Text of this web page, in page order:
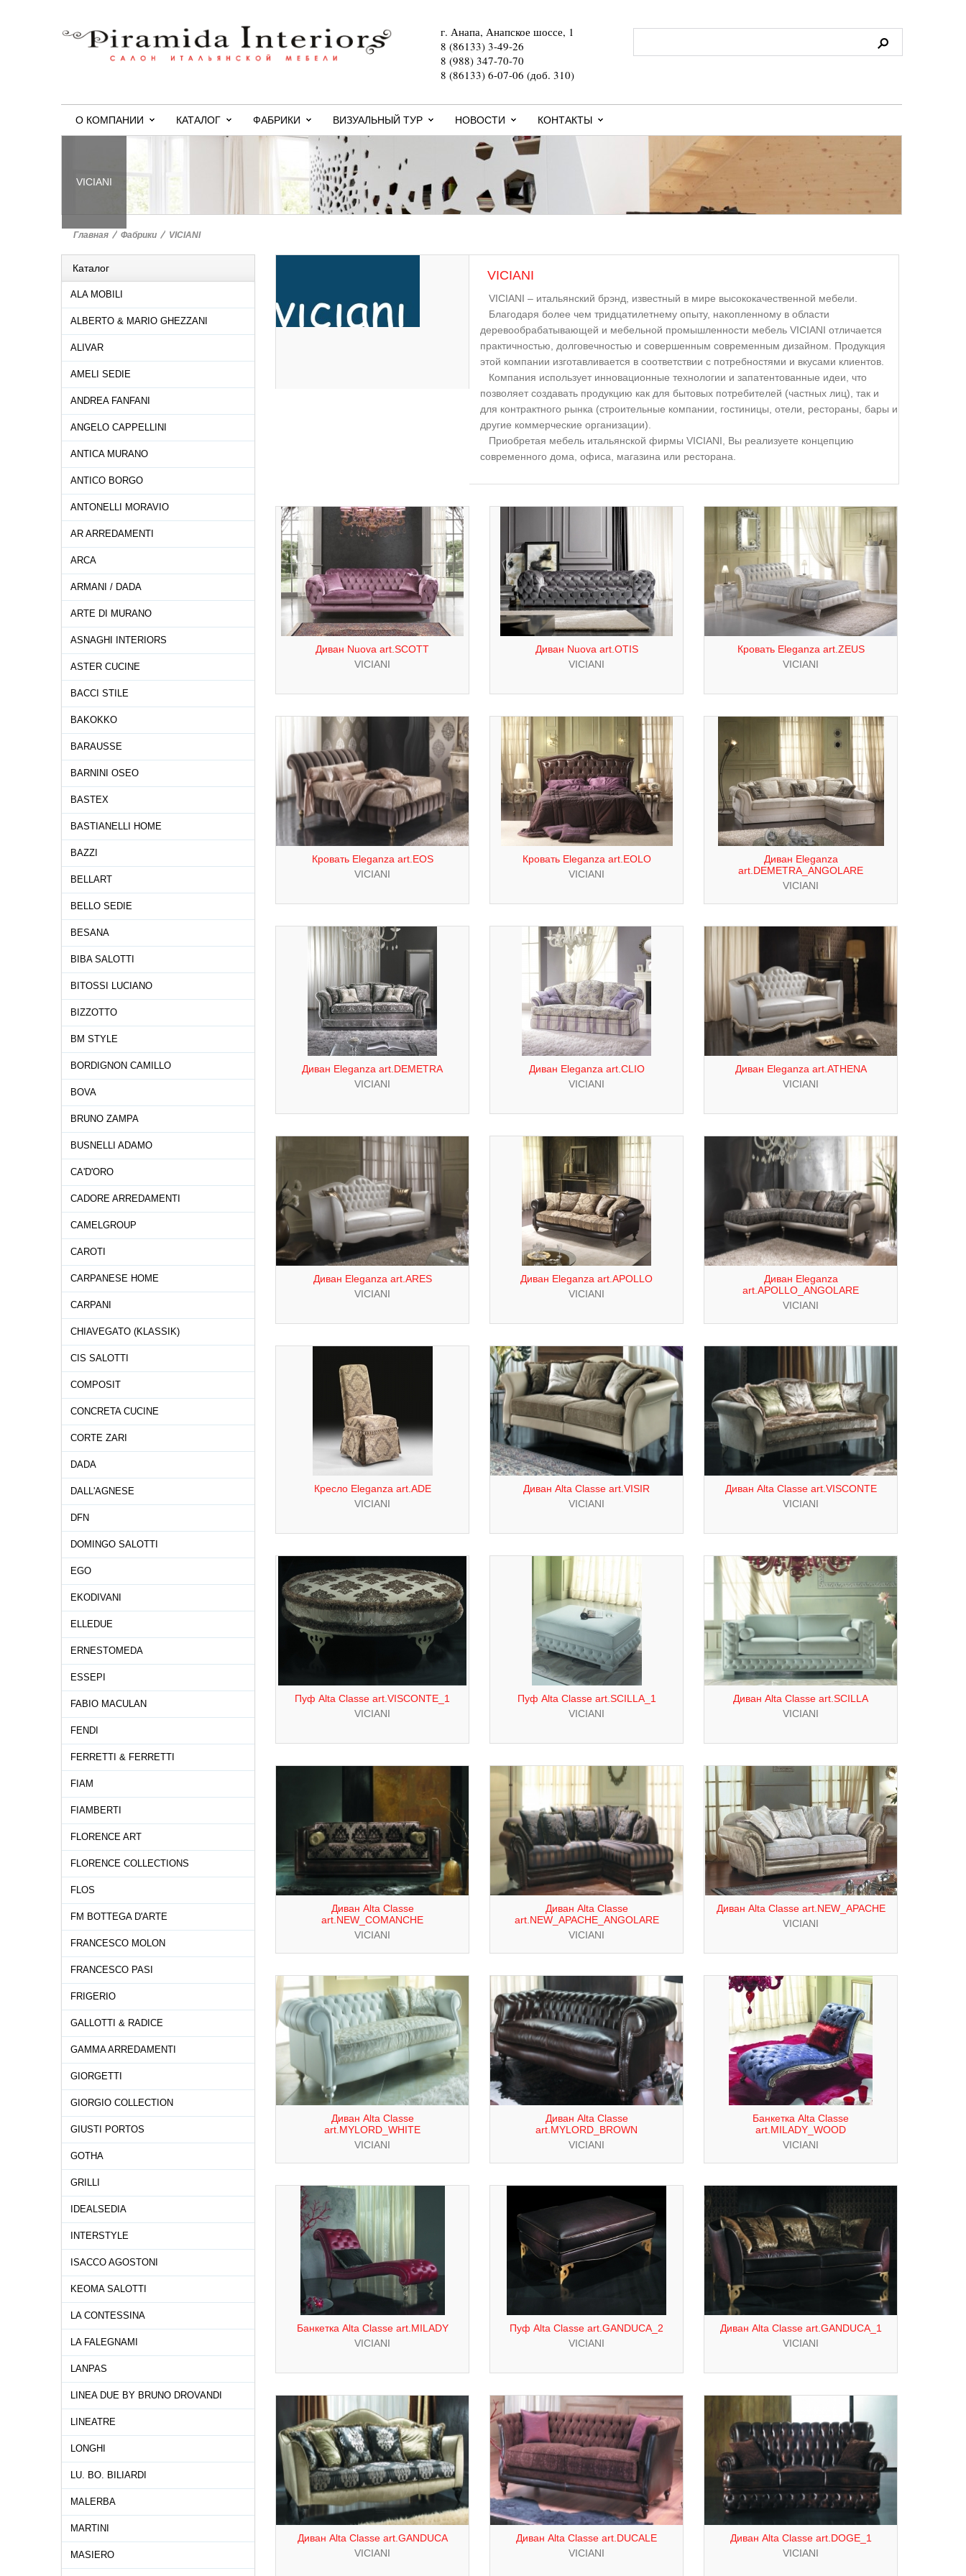
г. Анапа, Анапское шоссе, 1
8 (86133) 3-49-26
8 (988) 347-70-70
8 (86133) 6-07-06 (доб. 310)
О КОМПАНИИ КАТАЛОГ ФАБРИКИ ВИЗУАЛЬНЫЙ ТУР НОВОСТИ КОНТАКТЫ
VICIANI
Главная > Фабрики > VICIANI
Каталог
ALA MOBILI
ALBERTO & MARIO GHEZZANI
ALIVAR
AMELI SEDIE
ANDREA FANFANI
ANGELO CAPPELLINI
ANTICA MURANO
ANTICO BORGO
ANTONELLI MORAVIO
AR ARREDAMENTI
ARCA
ARMANI / DADA
ARTE DI MURANO
ASNAGHI INTERIORS
ASTER CUCINE
BACCI STILE
BAKOKKO
BARAUSSE
BARNINI OSEO
BASTEX
BASTIANELLI HOME
BAZZI
BELLART
BELLO SEDIE
BESANA
BIBA SALOTTI
BITOSSI LUCIANO
BIZZOTTO
BM STYLE
BORDIGNON CAMILLO
BOVA
BRUNO ZAMPA
BUSNELLI ADAMO
CA'D'ORO
CADORE ARREDAMENTI
CAMELGROUP
CAROTI
CARPANESE HOME
CARPANI
CHIAVEGATO (KLASSIK)
CIS SALOTTI
COMPOSIT
CONCRETA CUCINE
CORTE ZARI
DADA
DALL'AGNESE
DFN
DOMINGO SALOTTI
EGO
EKODIVANI
ELLEDUE
ERNESTOMEDA
ESSEPI
FABIO MACULAN
FENDI
FERRETTI & FERRETTI
FIAM
FIAMBERTI
FLORENCE ART
FLORENCE COLLECTIONS
FLOS
FM BOTTEGA D'ARTE
FRANCESCO MOLON
FRANCESCO PASI
FRIGERIO
GALLOTTI & RADICE
GAMMA ARREDAMENTI
GIORGETTI
GIORGIO COLLECTION
GIUSTI PORTOS
GOTHA
GRILLI
IDEALSEDIA
INTERSTYLE
ISACCO AGOSTONI
KEOMA SALOTTI
LA CONTESSINA
LA FALEGNAMI
LANPAS
LINEA DUE BY BRUNO DROVANDI
LINEATRE
LONGHI
LU. BO. BILIARDI
MALERBA
MARTINI
MASIERO
VICIANI
VICIANI – итальянский брэнд, известный в мире высококачественной мебели.
Благодаря более чем тридцатилетнему опыту, накопленному в области
деревообрабатывающей и мебельной промышленности мебель VICIANI отличается
практичностью, долговечностью и совершенным современным дизайном. Продукция
этой компании изготавливается в соответствии с потребностями и вкусами клиентов.
Компания использует инновационные технологии и запатентованные идеи, что
позволяет создавать продукцию как для бытовых потребителей (частных лиц), так и
для контрактного рынка (строительные компании, гостиницы, отели, рестораны, бары и
другие коммерческие организации).
Приобретая мебель итальянской фирмы VICIANI, Вы реализуете концепцию
современного дома, офиса, магазина или ресторана.
Диван Nuova art.SCOTT
VICIANI
Диван Nuova art.OTIS
VICIANI
Кровать Eleganza art.ZEUS
VICIANI
Кровать Eleganza art.EOS
VICIANI
Кровать Eleganza art.EOLO
VICIANI
Диван Eleganza
art.DEMETRA_ANGOLARE
VICIANI
Диван Eleganza art.DEMETRA
VICIANI
Диван Eleganza art.CLIO
VICIANI
Диван Eleganza art.ATHENA
VICIANI
Диван Eleganza art.ARES
VICIANI
Диван Eleganza art.APOLLO
VICIANI
Диван Eleganza
art.APOLLO_ANGOLARE
VICIANI
Кресло Eleganza art.ADE
VICIANI
Диван Alta Classe art.VISIR
VICIANI
Диван Alta Classe art.VISCONTE
VICIANI
Пуф Alta Classe art.VISCONTE_1
VICIANI
Пуф Alta Classe art.SCILLA_1
VICIANI
Диван Alta Classe art.SCILLA
VICIANI
Диван Alta Classe
art.NEW_COMANCHE
VICIANI
Диван Alta Classe
art.NEW_APACHE_ANGOLARE
VICIANI
Диван Alta Classe art.NEW_APACHE
VICIANI
Диван Alta Classe
art.MYLORD_WHITE
VICIANI
Диван Alta Classe
art.MYLORD_BROWN
VICIANI
Банкетка Alta Classe
art.MILADY_WOOD
VICIANI
Банкетка Alta Classe art.MILADY
VICIANI
Пуф Alta Classe art.GANDUCA_2
VICIANI
Диван Alta Classe art.GANDUCA_1
VICIANI
Диван Alta Classe art.GANDUCA
VICIANI
Диван Alta Classe art.DUCALE
VICIANI
Диван Alta Classe art.DOGE_1
VICIANI